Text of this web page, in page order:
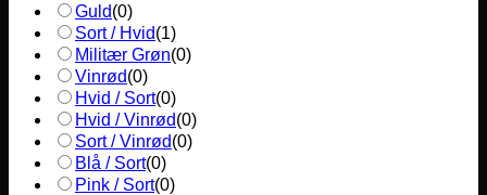
Guld(0)
Sort / Hvid(1)
Militær Grøn(0)
Vinrød(0)
Hvid / Sort(0)
Hvid / Vinrød(0)
Sort / Vinrød(0)
Blå / Sort(0)
Pink / Sort(0)